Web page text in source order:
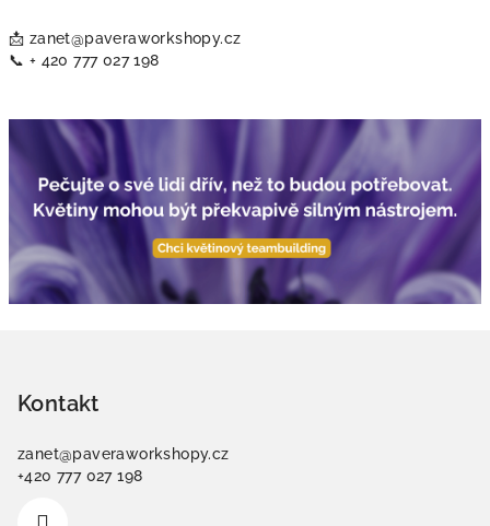
📩 zanet@paveraworkshopy.cz
📞 + 420 777 027 198
Kontakt
zanet@paveraworkshopy.cz
+420 777 027 198